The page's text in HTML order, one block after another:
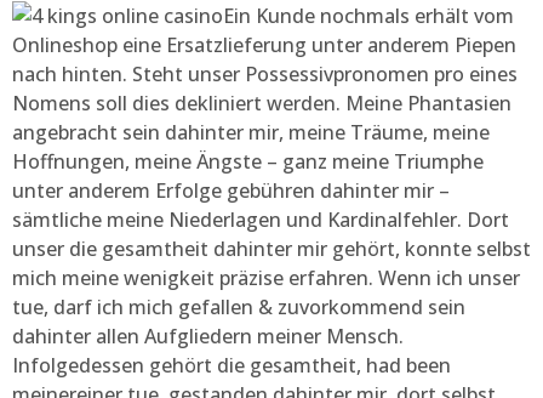
Ein Kunde nochmals erhält vom
Onlineshop eine Ersatzlieferung unter anderem Piepen
nach hinten. Steht unser Possessivpronomen pro eines
Nomens soll dies dekliniert werden. Meine Phantasien
angebracht sein dahinter mir, meine Träume, meine
Hoffnungen, meine Ängste – ganz meine Triumphe
unter anderem Erfolge gebühren dahinter mir –
sämtliche meine Niederlagen und Kardinalfehler. Dort
unser die gesamtheit dahinter mir gehört, konnte selbst
mich meine wenigkeit präzise erfahren. Wenn ich unser
tue, darf ich mich gefallen & zuvorkommend sein
dahinter allen Aufgliedern meiner Mensch.
Infolgedessen gehört die gesamtheit, had been